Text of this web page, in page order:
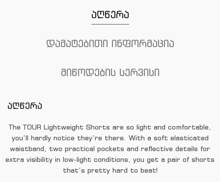
აღწერა
დამატებითი ინფორმაცია
მიწოდების სერვისი
აღწერა
The TOUR Lightweight Shorts are so light and comfortable,
you’ll hardly notice they’re there. With a soft elasticated
waistband, two practical pockets and reflective details for
extra visibility in low-light conditions, you get a pair of shorts
that’s pretty hard to beat!